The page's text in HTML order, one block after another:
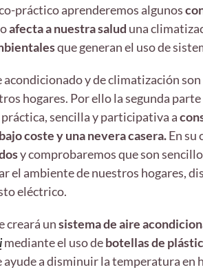
práctico aprenderemos algunos
afecta a nuestra salud una
que generan el uso de
acondicionado y de climatización
hogares. Por ello la segunda
sencilla y participativa a
coste y una nevera casera.En su
y comprobaremos que son
el ambiente de nuestros hogares,
eléctrico.
creará unsistema de aire
mediante el uso debotellas de
ayude a disminuir la temperatura en